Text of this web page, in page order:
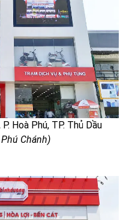
P. Hoà Phú, TP. Thủ Dầu
Chánh)